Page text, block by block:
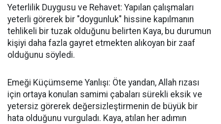
Yeterlilik Duygusu ve Rehavet: Yapılan çalışmaları
yeterli görerek bir "doygunluk" hissine kapılmanın
tehlikeli bir tuzak olduğunu belirten Kaya, bu durumun
kişiyi daha fazla gayret etmekten alıkoyan bir zaaf
olduğunu söyledi.
Emeği Küçümseme Yanlışı: Öte yandan, Allah rızası
için ortaya konulan samimi çabaları sürekli eksik ve
yetersiz görerek değersizleştirmenin de büyük bir
hata olduğunu vurguladı. Kaya, atılan her adımın